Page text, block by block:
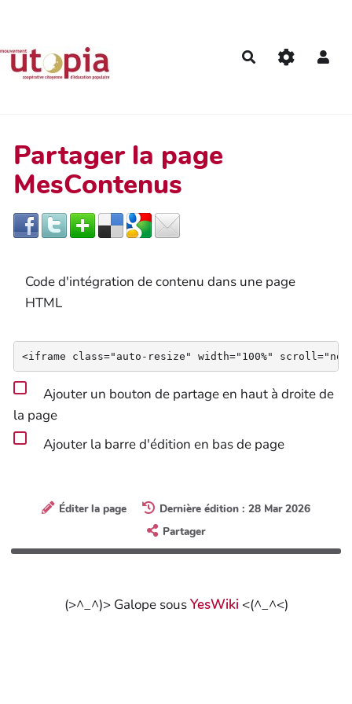
Rechercher
Partager la page
MesContenus
Code d'intégration de contenu dans une page
HTML
Ajouter un bouton de partage en haut à droite de
la page
Ajouter la barre d'édition en bas de page
Éditer la page
Dernière édition : 28 Mar 2026
Partager
(>^_^)> Galope sousYesWiki <(^_^<)